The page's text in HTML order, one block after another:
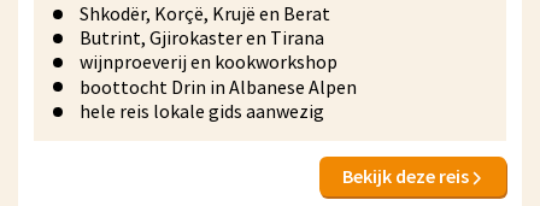
Shkodër, Korçë, Krujë en Berat
Butrint, Gjirokaster en Tirana
wijnproeverij en kookworkshop
boottocht Drin in Albanese Alpen
hele reis lokale gids aanwezig
Bekijk deze reis